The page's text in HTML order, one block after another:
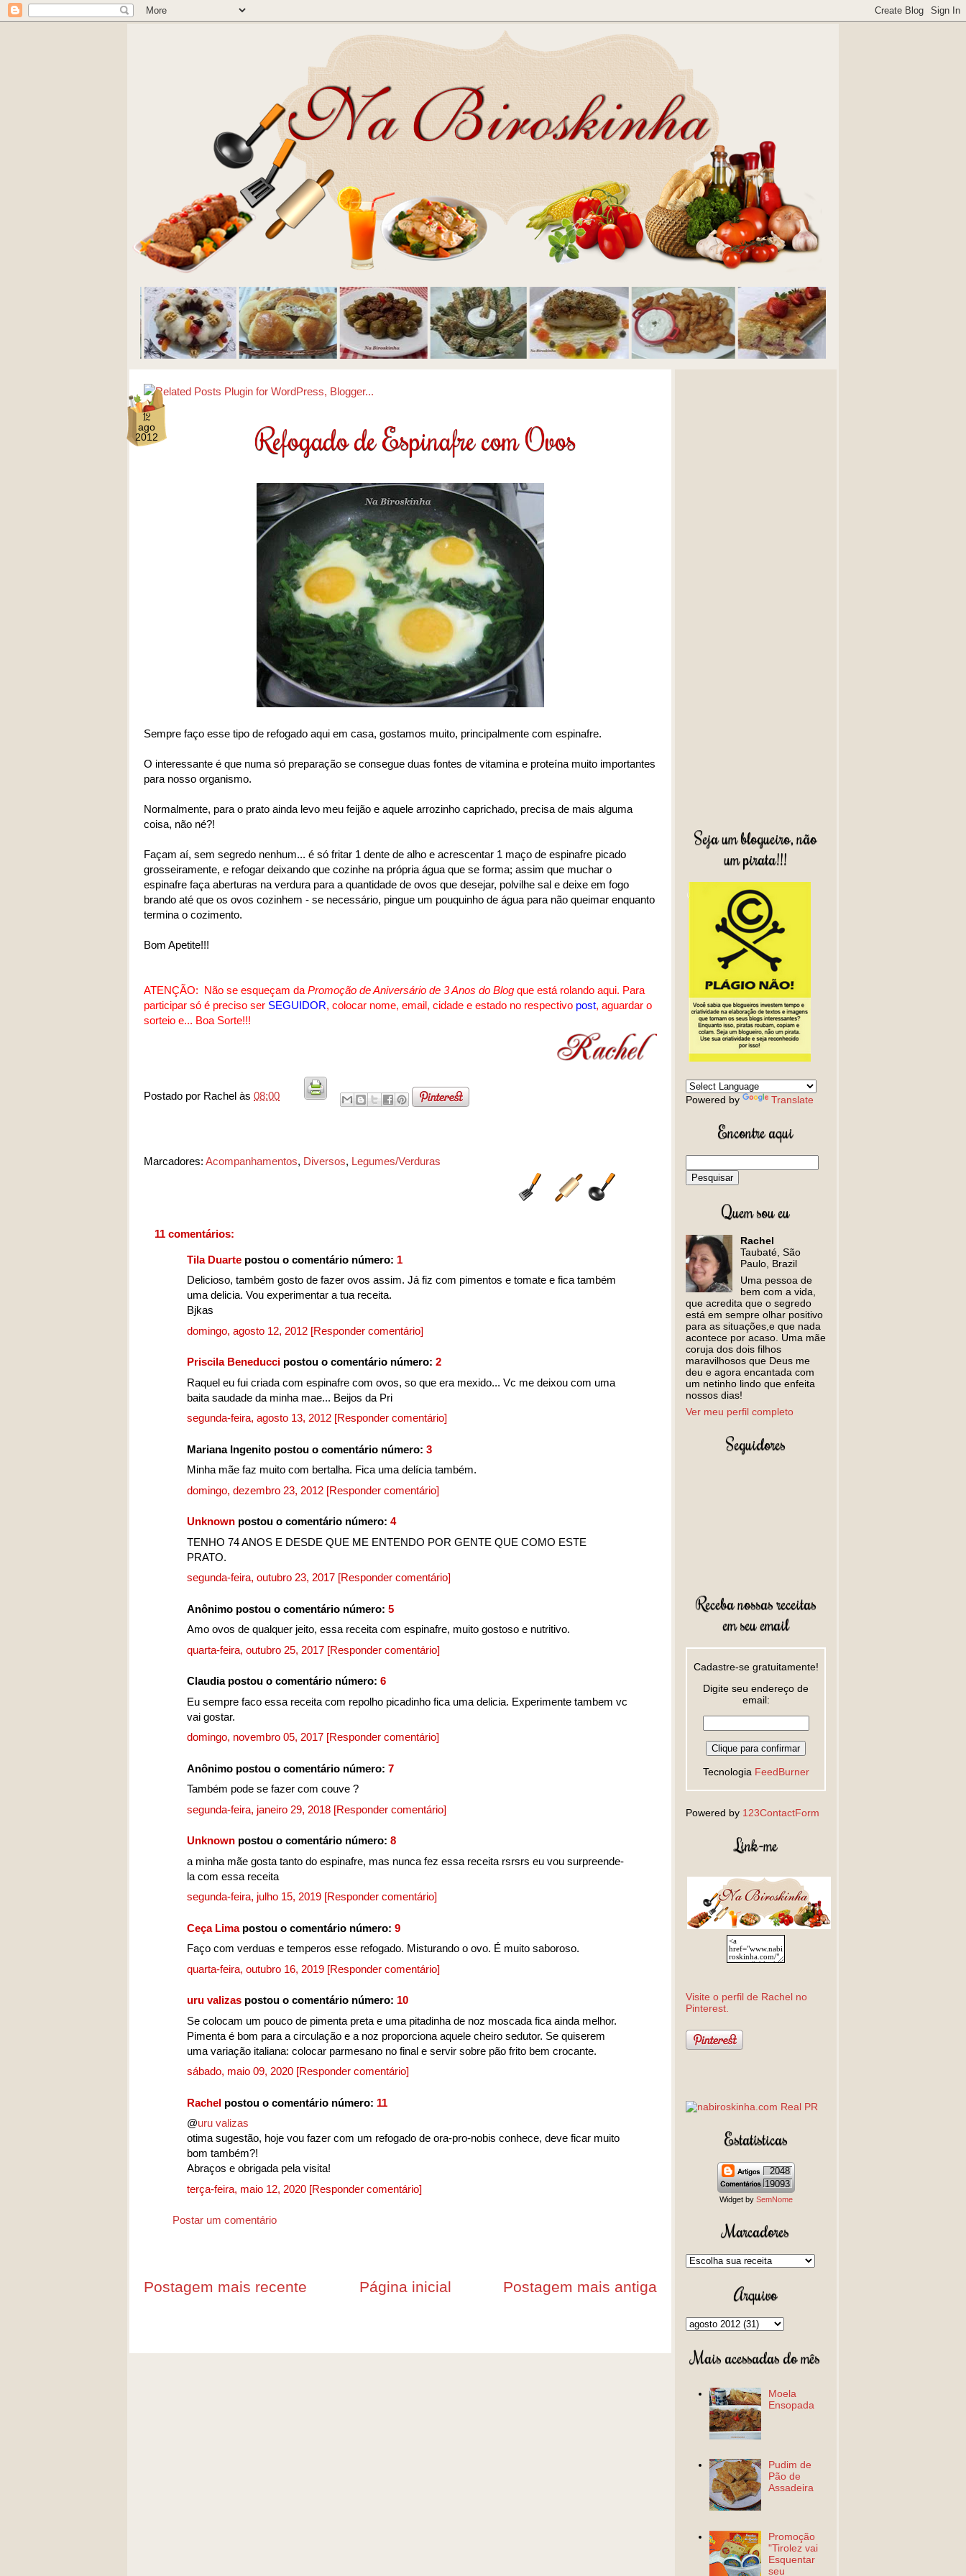
12
ago
2012
Refogado de Espinafre com Ovos
Sempre faço esse tipo de refogado aqui em casa, gostamos muito, principalmente com espinafre.
O interessante é que numa só preparação se consegue duas fontes de vitamina e proteína muito importantes
para nosso organismo.
Normalmente, para o prato ainda levo meu feijão e aquele arrozinho caprichado, precisa de mais alguma
coisa, não né?!
Façam aí, sem segredo nenhum... é só fritar 1 dente de alho e acrescentar 1 maço de espinafre picado
grosseiramente, e refogar deixando que cozinhe na própria água que se forma; assim que muchar o
espinafre faça aberturas na verdura para a quantidade de ovos que desejar, polvilhe sal e deixe em fogo
brando até que os ovos cozinhem - se necessário, pingue um pouquinho de água para não queimar enquanto
termina o cozimento.
Bom Apetite!!!
ATENÇÃO: Não se esqueçam da Promoção de Aniversário de 3 Anos do Blog que está rolando aqui. Para
participar só é preciso ser SEGUIDOR, colocar nome, email, cidade e estado no respectivo post, aguardar o
sorteio e... Boa Sorte!!!
Postado por Rachel às 08:00
Marcadores: Acompanhamentos, Diversos, Legumes/Verduras
11 comentários:
Tila Duarte postou o comentário número: 1
Delicioso, também gosto de fazer ovos assim. Já fiz com pimentos e tomate e fica também
uma delicia. Vou experimentar a tua receita.
Bjkas
domingo, agosto 12, 2012 [Responder comentário]
Priscila Beneducci postou o comentário número: 2
Raquel eu fui criada com espinafre com ovos, so que era mexido... Vc me deixou com uma
baita saudade da minha mae... Beijos da Pri
segunda-feira, agosto 13, 2012 [Responder comentário]
Mariana Ingenito postou o comentário número: 3
Minha mãe faz muito com bertalha. Fica uma delícia também.
domingo, dezembro 23, 2012 [Responder comentário]
Unknown postou o comentário número: 4
TENHO 74 ANOS E DESDE QUE ME ENTENDO POR GENTE QUE COMO ESTE
PRATO.
segunda-feira, outubro 23, 2017 [Responder comentário]
Anônimo postou o comentário número: 5
Amo ovos de qualquer jeito, essa receita com espinafre, muito gostoso e nutritivo.
quarta-feira, outubro 25, 2017 [Responder comentário]
Claudia postou o comentário número: 6
Eu sempre faco essa receita com repolho picadinho fica uma delicia. Experimente tambem vc
vai gostar.
domingo, novembro 05, 2017 [Responder comentário]
Anônimo postou o comentário número: 7
Também pode se fazer com couve ?
segunda-feira, janeiro 29, 2018 [Responder comentário]
Unknown postou o comentário número: 8
a minha mãe gosta tanto do espinafre, mas nunca fez essa receita rsrsrs eu vou surpreende-
la com essa receita
segunda-feira, julho 15, 2019 [Responder comentário]
Ceça Limapostou o comentário número: 9
Faço com verduas e temperos esse refogado. Misturando o ovo. É muito saboroso.
quarta-feira, outubro 16, 2019 [Responder comentário]
uru valizas postou o comentário número: 10
Se colocam um pouco de pimenta preta e uma pitadinha de noz moscada fica ainda melhor.
Pimenta é bom para a circulação e a noz proporciona aquele cheiro sedutor. Se quiserem
uma variação italiana: colocar parmesano no final e servir sobre pão frito bem crocante.
sábado, maio 09, 2020 [Responder comentário]
Rachel postou o comentário número: 11
@uru valizas
otima sugestão, hoje vou fazer com um refogado de ora-pro-nobis conhece, deve ficar muito
bom também?!
Abraços e obrigada pela visita!
terça-feira, maio 12, 2020 [Responder comentário]
Postar um comentário
Postagem mais recente Postagem mais antiga
Página inicial
Seja um blogueiro, não
um pirata!!!
Powered by Translate
Encontre aqui
Quem sou eu
Rachel
Taubaté, São
Paulo, Brazil
Uma pessoa de
bem com a vida,
que acredita que o segredo
está em sempre olhar positivo
para as situações,e que nada
acontece por acaso. Uma mãe
coruja dos dois filhos
maravilhosos que Deus me
deu e agora encantada com
um netinho lindo que enfeita
nossos dias!
Ver meu perfil completo
Seguidores
Receba nossas receitas
em seu email
Cadastre-se gratuitamente!
Digite seu endereço de
email:
Tecnologia FeedBurner
Powered by 123ContactForm
Link-me
Visite o perfil de Rachel no
Pinterest.
Estatísticas
2048
19093
Widget by SemNome
Marcadores
Arquivo
Mais acessadas do mês
Moela
Ensopada
Pudim de
Pão de
Assadeira
Promoção
"Tirolez vai
Esquentar
seu